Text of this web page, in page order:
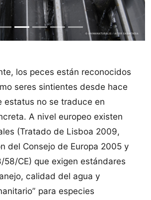
los peces están reconocidos
seres sintientes desde hace
estatus no se traduce en
A nivel europeo existen
(Tratado de Lisboa 2009,
del Consejo de Europa 2005 y
58/CE) que exigen estándares
calidad del agua y
para especies